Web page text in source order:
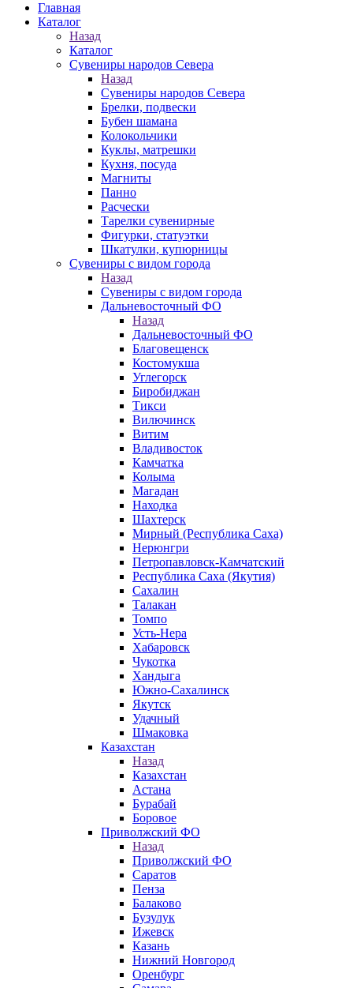
Главная
Каталог
Назад
Каталог
Сувениры народов Севера
Назад
Сувениры народов Севера
Брелки, подвески
Бубен шамана
Колокольчики
Куклы, матрешки
Кухня, посуда
Магниты
Панно
Расчески
Тарелки сувенирные
Фигурки, статуэтки
Шкатулки, купюрницы
Сувениры с видом города
Назад
Сувениры с видом города
Дальневосточный ФО
Назад
Дальневосточный ФО
Благовещенск
Костомукша
Углегорск
Биробиджан
Тикси
Вилючинск
Витим
Владивосток
Камчатка
Колыма
Магадан
Находка
Шахтерск
Мирный (Республика Саха)
Нерюнгри
Петропавловск-Камчатский
Республика Саха (Якутия)
Сахалин
Талакан
Томпо
Усть-Нера
Хабаровск
Чукотка
Хандыга
Южно-Сахалинск
Якутск
Удачный
Шмаковка
Казахстан
Назад
Казахстан
Астана
Бурабай
Боровое
Приволжский ФО
Назад
Приволжский ФО
Саратов
Пенза
Балаково
Бузулук
Ижевск
Казань
Нижний Новгород
Оренбург